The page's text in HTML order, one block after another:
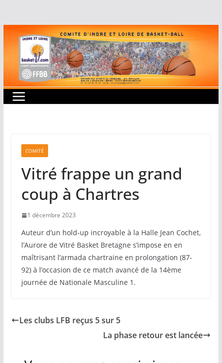
au
contenu
COMITÉ
Vitré frappe un grand
coup à Chartres
1 décembre 2023
Auteur d’un hold-up incroyable à la Halle Jean Cochet,
l’Aurore de Vitré Basket Bretagne s’impose en en
maîtrisant l’armada chartraine en prolongation (87-
92) à l’occasion de ce match avancé de la 14ème
journée de Nationale Masculine 1.
Les clubs LFB reçus 5 sur 5
La phase retour est lancée